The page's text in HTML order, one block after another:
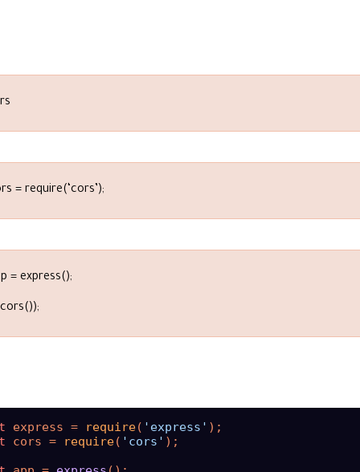
= require(‘cors’);
= express();
express = require( 'express'
cors = require( 'cors' );